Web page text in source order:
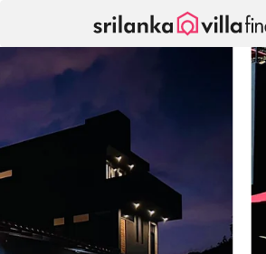
Panel de gestión de cookies